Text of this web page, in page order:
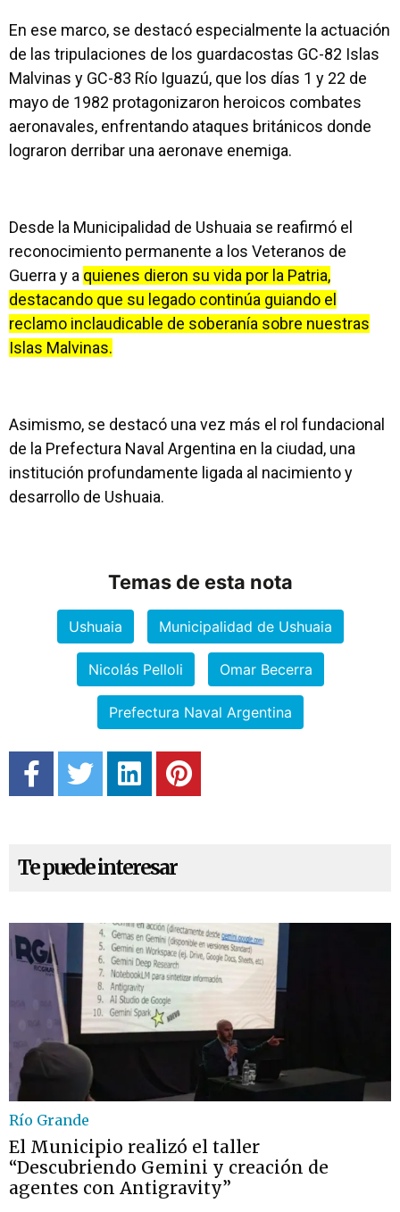
En ese marco, se destacó especialmente la actuación
de las tripulaciones de los guardacostas GC-82 Islas
Malvinas y GC-83 Río Iguazú, que los días 1 y 22 de
mayo de 1982 protagonizaron heroicos combates
aeronavales, enfrentando ataques británicos donde
lograron derribar una aeronave enemiga.
Desde la Municipalidad de Ushuaia se reafirmó el
reconocimiento permanente a los Veteranos de
Guerra y a quienes dieron su vida por la Patria,
destacando que su legado continúa guiando el
reclamo inclaudicable de soberanía sobre nuestras
Islas Malvinas.
Asimismo, se destacó una vez más el rol fundacional
de la Prefectura Naval Argentina en la ciudad, una
institución profundamente ligada al nacimiento y
desarrollo de Ushuaia.
Temas de esta nota
Ushuaia Municipalidad de Ushuaia
Nicolás Pelloli Omar Becerra
Prefectura Naval Argentina
Te puede interesar
Río Grande
El Municipio realizó el taller
“Descubriendo Gemini y creación de
agentes con Antigravity”